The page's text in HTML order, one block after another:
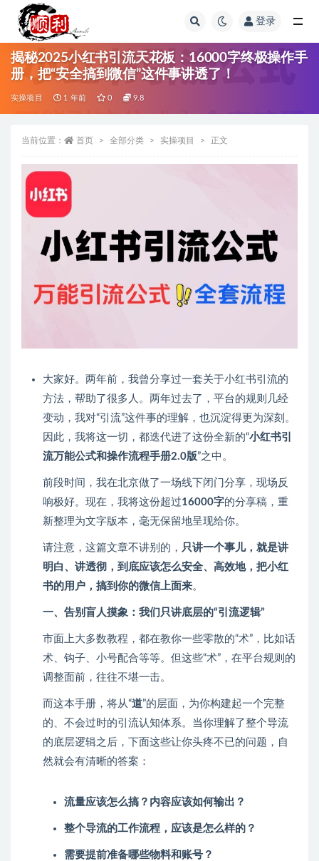
登录
揭秘2025小红书引流天花板：16000字终极操作手
册，把“安全搞到微信”这件事讲透了！
实操项目 1 年前 0 9.8
当前位置： 首页 全部分类 实操项目 正文
大家好。两年前，我曾分享过一套关于小红书引流的
方法，帮助了很多人。两年过去了，平台的规则几经
变动，我对“引流”这件事的理解，也沉淀得更为深刻。
因此，我将这一切，都迭代进了这份全新的“小红书引
流万能公式和操作流程手册2.0版”之中。
前段时间，我在北京做了一场线下闭门分享，现场反
响极好。现在，我将这份超过16000字的分享稿，重
新整理为文字版本，毫无保留地呈现给你。
请注意，这篇文章不讲别的， 只讲一个事儿，就是讲
明白、讲透彻，到底应该怎么安全、高效地，把小红
书的用户，搞到你的微信上面来。
一、告别盲人摸象：我们只讲底层的“引流逻辑”
市面上大多数教程，都在教你一些零散的“术”，比如话
术、钩子、小号配合等等。但这些“术”，在平台规则的
调整面前，往往不堪一击。
而这本手册，将从“道”的层面，为你构建起一个完整
的、不会过时的引流认知体系。当你理解了整个导流
的底层逻辑之后，下面这些让你头疼不已的问题，自
然就会有清晰的答案：
流量应该怎么搞？内容应该如何输出？
整个导流的工作流程，应该是怎么样的？
需要提前准备哪些物料和账号？
全部